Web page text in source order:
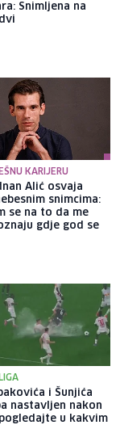
Snimljena na
KARIJERU
Alić osvaja
snimcima:
se na to da me
gdje god se
i Šunjića
nastavljen nakon
u kakvim